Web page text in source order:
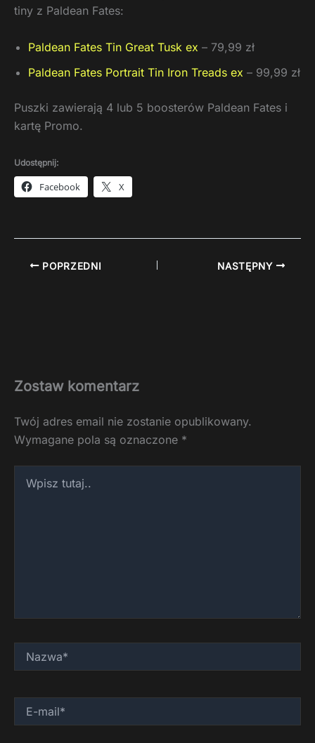
tiny z Paldean Fates:
Paldean Fates Tin Great Tusk ex – 79,99 zł
Paldean Fates Portrait Tin Iron Treads ex – 99,99 zł
Puszki zawierają 4 lub 5 boosterów Paldean Fates i
kartę Promo.
Udostępnij:
Facebook X
POPRZEDNI NASTĘPNY
Zostaw komentarz
Twój adres email nie zostanie opublikowany.
Wymagane pola są oznaczone *
tutaj..
mail*